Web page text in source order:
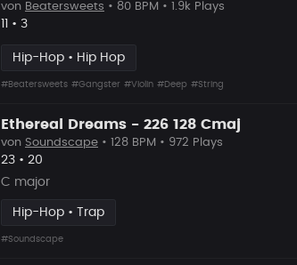
von Beatersweets • 80 BPM • 1.9k Plays
Likes
• Vorgeschlagen
3
Hip-Hop • Hip Hop
#Beatersweets #Gangster #Violin #Deep #String
Ethereal Dreams - 226 128 Cmaj
von Soundscape • 128 BPM • 972 Plays
Likes
23 • Vorgeschlagen
20
C major
Hip-Hop • Trap
#Soundscape